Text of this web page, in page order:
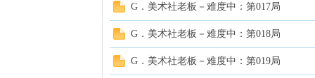
G．美术社老板－难度中：第017局
G．美术社老板－难度中：第018局
G．美术社老板－难度中：第019局